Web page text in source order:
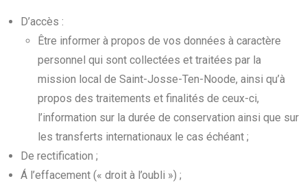
D’accès :
Être informer à propos de vos données à caractère
personnel qui sont collectées et traitées par la
mission local de Saint-Josse-Ten-Noode, ainsi qu’à
propos des traitements et finalités de ceux-ci,
l’information sur la durée de conservation ainsi que sur
les transferts internationaux le cas échéant ;
De rectification ;
Á l’effacement (« droit à l’oubli ») ;